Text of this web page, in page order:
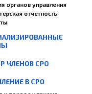
органов управления
отчетность
ЧЛЕНОВ СРО
В СРО